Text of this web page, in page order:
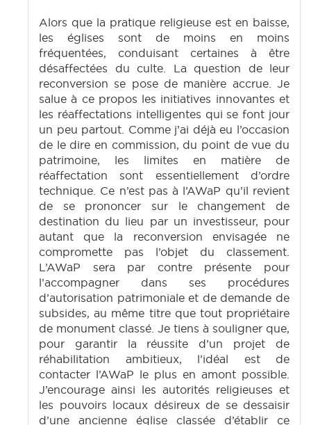
Alors que la pratique religieuse est en baisse,
les églises sont de moins en moins
fréquentées, conduisant certaines à être
désaffectées du culte. La question de leur
reconversion se pose de manière accrue. Je
salue à ce propos les initiatives innovantes et
les réaffectations intelligentes qui se font jour
un peu partout. Comme j’ai déjà eu l’occasion
de le dire en commission, du point de vue du
patrimoine, les limites en matière de
réaffectation sont essentiellement d’ordre
technique. Ce n’est pas à l’AWaP qu’il revient
de se prononcer sur le changement de
destination du lieu par un investisseur, pour
autant que la reconversion envisagée ne
compromette pas l’objet du classement.
L’AWaP sera par contre présente pour
l’accompagner dans ses procédures
d’autorisation patrimoniale et de demande de
subsides, au même titre que tout propriétaire
de monument classé. Je tiens à souligner que,
pour garantir la réussite d’un projet de
réhabilitation ambitieux, l’idéal est de
contacter l’AWaP le plus en amont possible.
J’encourage ainsi les autorités religieuses et
les pouvoirs locaux désireux de se dessaisir
d’une ancienne église classée d’établir ce